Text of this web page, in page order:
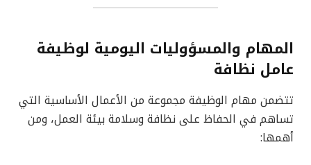
المهام والمسؤوليات اليومية لوظيفة
عامل نظافة
تتضمن مهام الوظيفة مجموعة من الأعمال الأساسية التي
تساهم في الحفاظ على نظافة وسلامة بيئة العمل، ومن
أهمها: